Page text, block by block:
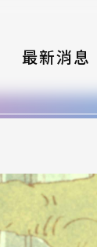
最新消息